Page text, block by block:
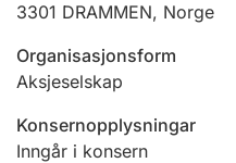
Ektepaktrettleiaren
Andre tema
3301 DRAMMEN, Norge
Organisasjonsform
Aksjeselskap
Konsernopplysningar
Inngår i konsern